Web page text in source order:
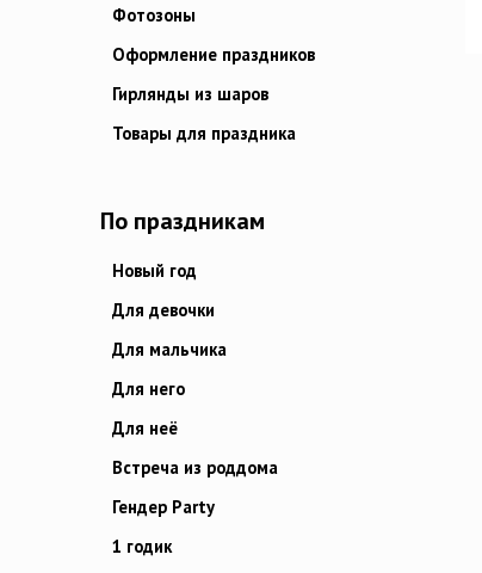
Фотозоны
Оформление праздников
Гирлянды из шаров
Товары для праздника
По праздникам
Новый год
Для девочки
Для мальчика
Для него
Для неё
Встреча из роддома
Гендер Party
1 годик